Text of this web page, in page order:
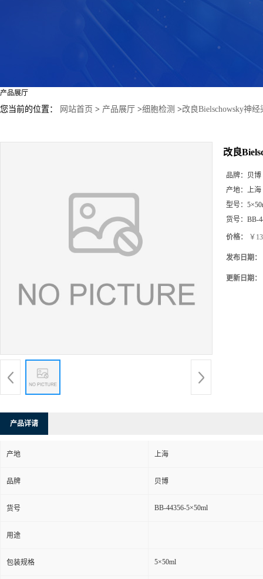
产品展厅
您当前的位置： 网站首页 > 产品展厅 >细胞检测 >改良Bielschowsky神
改良
品牌： 贝博
产地： 上海
型号：
货号： BB-
价格： ￥
发布日期：
更新日期：
产品详请
产地 上海
品牌 贝博
货号 BB-44356-5×50ml
用途
包装规格 5×50ml